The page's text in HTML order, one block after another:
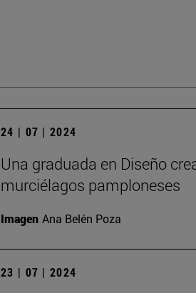
24 | 07 | 2024
Una graduada en Diseño
murciélagos pamploneses
Imagen Ana Belén Poza
23 | 07 | 2024